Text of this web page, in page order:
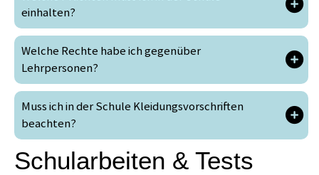
einhalten?
Welche Rechte habe ich gegenüber
Lehrpersonen?
Muss ich in der Schule Kleidungsvorschriften
beachten?
Schularbeiten & Tests